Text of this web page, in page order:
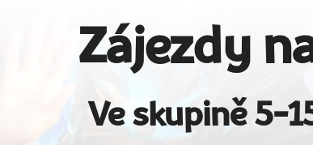
Zájezdy
Ve skupině 5-